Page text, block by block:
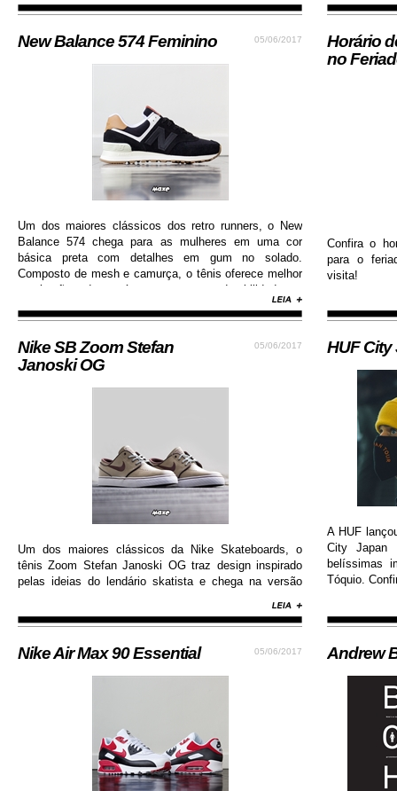
05/06/2017
New Balance 574 Feminino
Um dos maiores clássicos dos retro runners, o New
Balance 574 chega para as mulheres em uma cor
básica preta com detalhes em gum no solado.
Composto de mesh e camurça, o tênis oferece melhor
respiração dos pés e garante durabilidade e
05/06/2017
Nike SB Zoom Stefan
Janoski OG
Um dos maiores clássicos da Nike Skateboards, o
tênis Zoom Stefan Janoski OG traz design inspirado
pelas ideias do lendário skatista e chega na versão
de solado de borracha que permite maior aderência.
05/06/2017
Nike Air Max 90 Essential
Horário
no
Confira o
para o
visita!
HUF City
A HUF
City Japan
belíssimas
Tóquio.
Andrew